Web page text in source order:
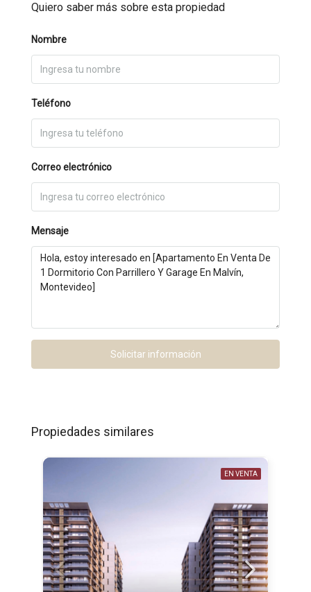
Quiero saber más sobre esta propiedad
Nombre
Teléfono
Correo electrónico
Mensaje
Solicitar información
Propiedades similares
EN VENTA